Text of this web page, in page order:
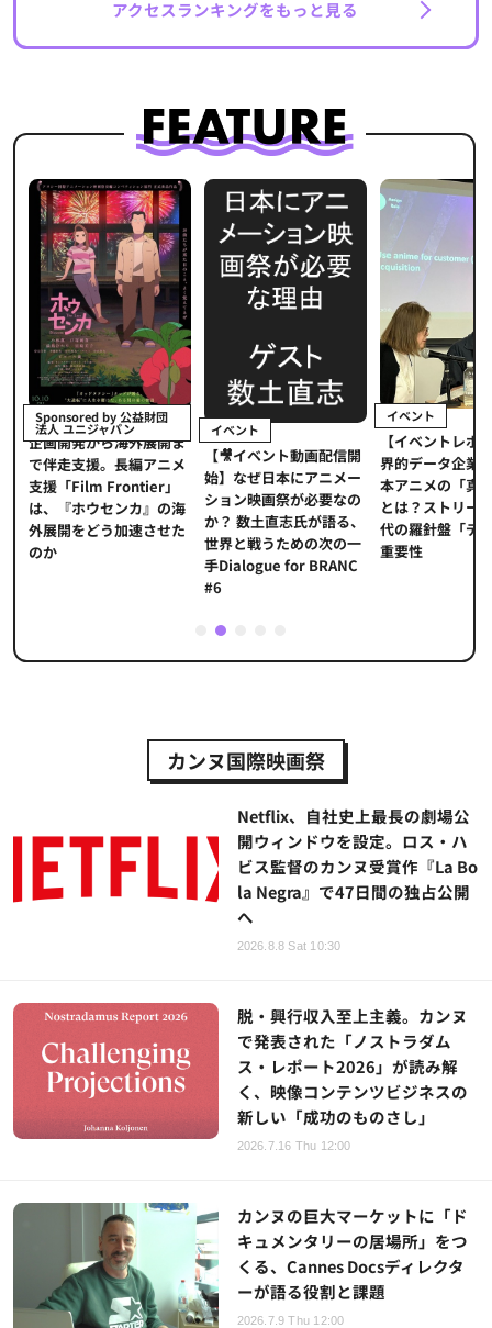
アクセスランキングをもっと見る
Sponsored by 公益財団
法人 ユニジャパン
企画開発から海外展開ま
で伴走支援。長編アニメ
支援「Film Frontier」
は、『ホウセンカ』の海
外展開をどう加速させた
のか
イベント
【🎥イベント動画配信開
始】なぜ日本にアニメー
ション映画祭が必要なの
か？ 数土直志氏が語る、
世界と戦うための次の一
手Dialogue for BRANC
#6
イベント
【イベントレポ
界的データ企業
本アニメの「真
とは？ストリー
代の羅針盤「デ
重要性
2
カンヌ国際映画祭
Netflix、自社史上最長の劇場公
開ウィンドウを設定。ロス・ハ
ビス監督のカンヌ受賞作『La Bo
la Negra』で47日間の独占公開
へ
2026.8.8 Sat 10:30
脱・興行収入至上主義。カンヌ
で発表された「ノストラダム
ス・レポート2026」が読み解
く、映像コンテンツビジネスの
新しい「成功のものさし」
2026.7.16 Thu 12:00
カンヌの巨大マーケットに「ド
キュメンタリーの居場所」をつ
くる、Cannes Docsディレクタ
ーが語る役割と課題
2026.7.9 Thu 12:00